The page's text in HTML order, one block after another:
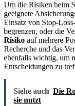
Um die Risiken beim
geeignete
Einsatz von Stop-
begrenzen, oder die
Risiko auf mehrere
Recherche und das
ebenfalls wichtig, um
Entscheidungen zu
Siehe auch Die
sie nutzt